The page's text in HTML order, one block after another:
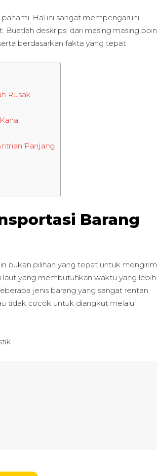
Hal ini sangat mempengaruhi
Buatlah deskripsi dari masing masing poin
berdasarkan fakta yang tepat
Rusak
Panjang
Barang
bukan pilihan yang tepat untuk mengirim
laut yang membutuhkan waktu yang lebih
jenis barang yang sangat rentan
tidak cocok untuk diangkut melalui